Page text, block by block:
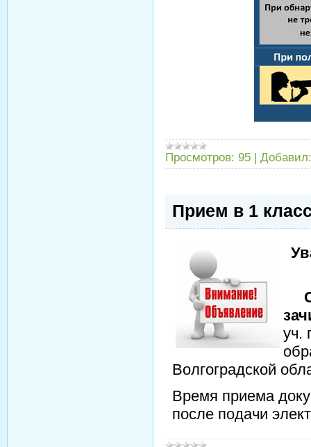
Просмотров: 95 | Добавил:
Прием в 1
уч.
Волгоградской
Время приема
после подачи